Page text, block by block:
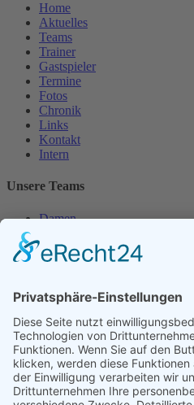
Home
Aktuelles
Teams
Trainer
Gastspieler
Termine
Fotos
Chronik
Links
Kontakt
Intern
Unsere Teams
Damen
Herren
Herren 30
Unsere Jugend
Midcourt
Bambini
Juniorinnen 18
Knaben 15